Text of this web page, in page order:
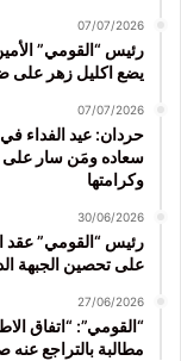
07/07/2026
رئيس “القومي”
يضع اكليل زهر على
07/07/2026
سعاده ومَن سار على
وكرامتها
30/06/2026
رئيس “القومي” عقد
على تحصين الجبهة
27/06/2026
مطالبة بالتراجع عنه